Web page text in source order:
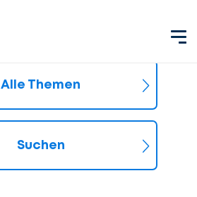
Alle Themen
Suchen